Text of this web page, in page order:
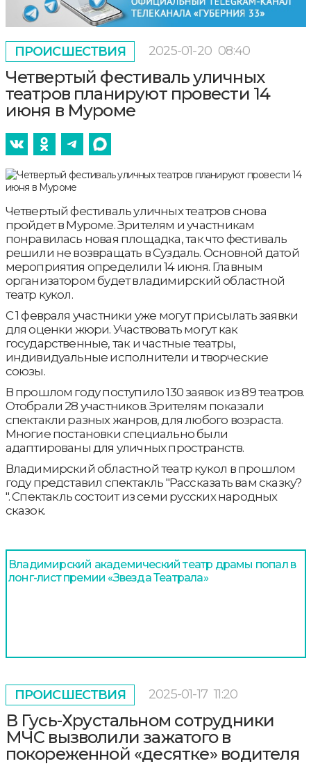
ПРОИСШЕСТВИЯ 2025-01-20 08:40
Четвертый фестиваль уличных
театров планируют провести 14
июня в Муроме
Четвертый фестиваль уличных театров снова
пройдет в Муроме. Зрителям и участникам
понравилась новая площадка, так что фестиваль
решили не возвращать в Суздаль. Основной датой
мероприятия определили 14 июня. Главным
организатором будет владимирский областной
театр кукол.
С 1 февраля участники уже могут присылать заявки
для оценки жюри. Участвовать могут как
государственные, так и частные театры,
индивидуальные исполнители и творческие
союзы.
В прошлом году поступило 130 заявок из 89 театров.
Отобрали 28 участников. Зрителям показали
спектакли разных жанров, для любого возраста.
Многие постановки специально были
адаптированы для уличных пространств.
Владимирский областной театр кукол в прошлом
году представил спектакль "Рассказать вам сказку?
". Спектакль состоит из семи русских народных
сказок.
Владимирский академический театр драмы попал в
лонг-лист премии «Звезда Театрала»
ПРОИСШЕСТВИЯ 2025-01-17 11:20
В Гусь-Хрустальном сотрудники
МЧС вызволили зажатого в
покореженной «десятке» водителя